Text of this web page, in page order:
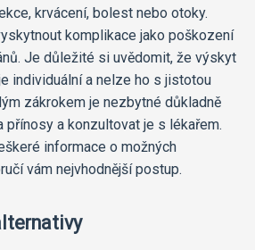
krvácení, bolest nebo otoky.
komplikace jako poškození
Je důležité si uvědomit, že výskyt
individuální a nelze ho s jistotou
zákrokem je nezbytné důkladně
přínosy a konzultovat je s lékařem.
informace o možných
vám nejvhodnější postup.